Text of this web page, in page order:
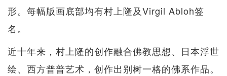
形。每幅版画底部均有村上隆及Virgil Abloh签
名。
近十年来，村上隆的创作融合佛教思想、日本浮世
绘、西方普普艺术，创作出别树一格的佛系作品。